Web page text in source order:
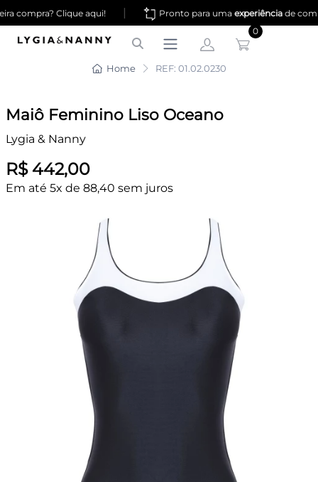
compra? Clique aqui! Pronto para umaexperiênciade
0
Home REF: 01.02.0230
Maiô Feminino Liso Oceano
Lygia & Nanny
R$ 442,00
Em até 5x de 88,40 sem juros